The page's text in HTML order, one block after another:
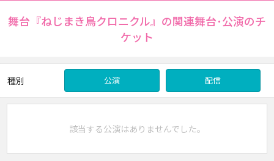
舞台『ねじまき鳥クロニクル』の関連舞台･公演のチ
ケット
種別 公演 配信
該当する公演はありませんでした。